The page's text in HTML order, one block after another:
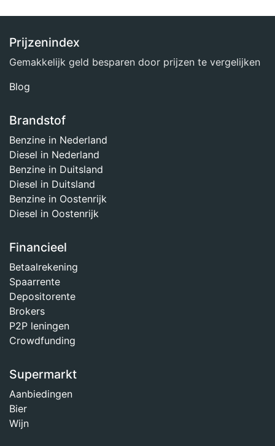
Prijzenindex
Gemakkelijk geld besparen door prijzen te vergelijken
Blog
Brandstof
Benzine in Nederland
Diesel in Nederland
Benzine in Duitsland
Diesel in Duitsland
Benzine in Oostenrijk
Diesel in Oostenrijk
Financieel
Betaalrekening
Spaarrente
Depositorente
Brokers
P2P leningen
Crowdfunding
Supermarkt
Aanbiedingen
Bier
Wijn